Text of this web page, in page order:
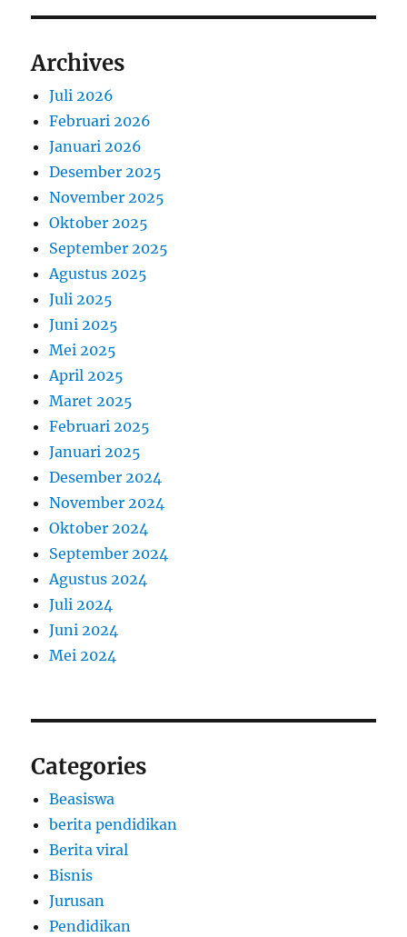
Archives
Juli 2026
Februari 2026
Januari 2026
Desember 2025
November 2025
Oktober 2025
September 2025
Agustus 2025
Juli 2025
Juni 2025
Mei 2025
April 2025
Maret 2025
Februari 2025
Januari 2025
Desember 2024
November 2024
Oktober 2024
September 2024
Agustus 2024
Juli 2024
Juni 2024
Mei 2024
Categories
Beasiswa
berita pendidikan
Berita viral
Bisnis
Jurusan
Pendidikan